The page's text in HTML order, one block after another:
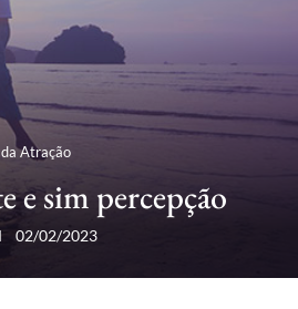
Atração
e sim percepção
02/02/2023